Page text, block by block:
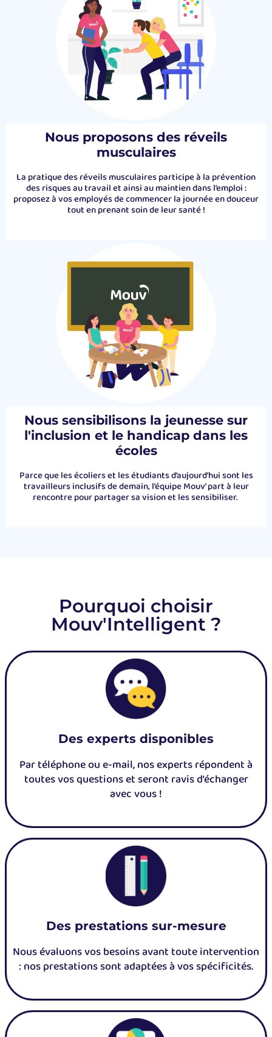
Nous proposons des réveils
musculaires
La pratique des réveils musculaires participe à la prévention
des risques au travail et ainsi au maintien dans l’emploi :
proposez à vos employés de commencer la journée en douceur
tout en prenant soin de leur santé !
Nous sensibilisons la jeunesse sur
l'inclusion et le handicap dans les
écoles
Parce que les écoliers et les étudiants d’aujourd’hui sont les
travailleurs inclusifs de demain, l’équipe Mouv’ part à leur
rencontre pour partager sa vision et lessensibiliser.
Pourquoi choisir
Mouv'Intelligent ?
Des experts disponibles
Par téléphone ou e-mail, nos experts répondent à
toutes vos questions et seront ravis d’échanger
avec vous !
Des prestations sur-mesure
Nous évaluons vos besoins avant toute intervention
: nos prestations sont adaptées à vos spécificités.